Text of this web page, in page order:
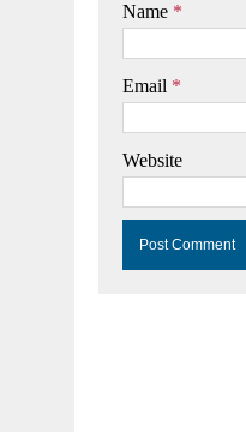
Name *
Email *
Website